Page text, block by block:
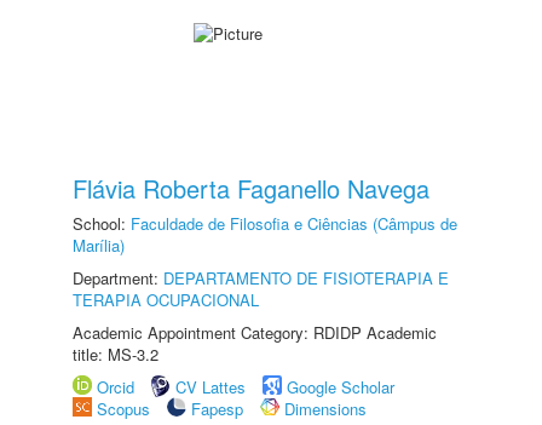
Flávia Roberta Faganello Navega
School: Faculdade de Filosofia e Ciências (Câmpus de
Marília)
Department: DEPARTAMENTO DE FISIOTERAPIA E
TERAPIA OCUPACIONAL
Academic Appointment Category: RDIDP Academic
title: MS-3.2
Orcid
CV Lattes
Google Scholar
Scopus
Fapesp
Dimensions